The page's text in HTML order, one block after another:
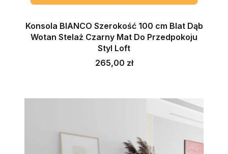
Konsola BIANCO Szerokość 100 cm Blat Dąb
Wotan Stelaż Czarny Mat Do Przedpokoju
Styl Loft
Cena
265,00 zł